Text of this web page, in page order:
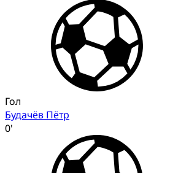
Гол
Будачёв Пётр
0'